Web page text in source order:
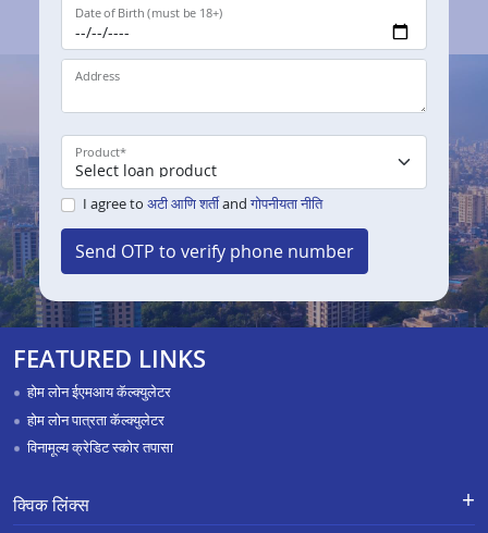
Date of Birth (must be 18+)
Address
Product*
I agree to अटी आणि शर्तीand गोपनीयता नीति
Send OTP to verify phone number
FEATURED LINKS
होम लोन ईएमआय कॅल्क्युलेटर
होम लोन पात्रता कॅल्क्युलेटर
विनामूल्य क्रेडिट स्कोर तपासा
क्विक लिंक्स